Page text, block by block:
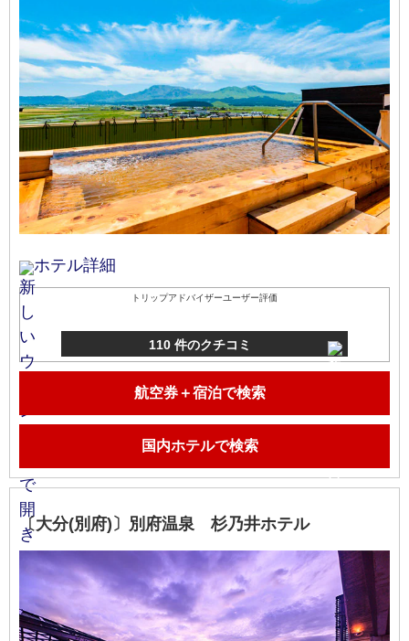
ホテル詳細
トリップアドバイザーユーザー評価
110 件のクチコミ
航空券＋宿泊で検索
国内ホテルで検索
〔大分(別府)〕別府温泉 杉乃井ホテル